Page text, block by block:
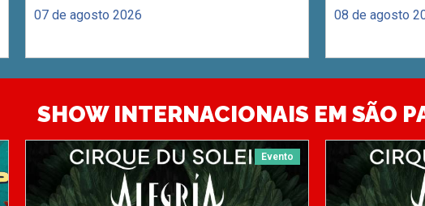
07 de agosto 2026 08 de agosto
SHOW INTERNACIONAIS EM SÃO
Evento